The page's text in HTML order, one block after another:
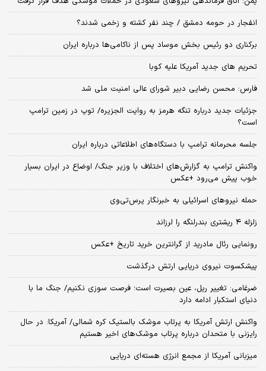
انفجار در حومه دمشق / چند نفر کشته و زخمی شدند؟
برکناری دو رئیس بخش موساد پس از ناکامی‌ها درباره ایران
تحریم های جدید آمریکا علیه کوبا
فارس: محسن رضایی دبیر شورای عالی امنیت ملی شد
جزئیات جدید درباره تنگه هرمز به روایت الجزیره/ توپ در زمین ترامپ
است؟
جلسه محرمانه ترامپ با دستگاه‌های اطلاعاتی درباره ایران
واکنش ترامپ به گزارش‌های اختلاف با وزیر جنگ/ اوضاع در ایران بسیار
خوب پیش می‌رود +عکس
حمله نیروهای اسرائیلی به خبرنگار پرس‌تی‌وی
زلزله ۴ ریشتری بندرلنگه را لرزاند
رونمایی رئال مادرید از گرانترین خرید تاریخ +عکس
پیشکسوت نیروی دریایی ارتش درگذشت
ضرغامی: تغییر ریل، عین بصیرت است؛ فرصت سوزی نکنیم/ جنگ ما با
دنیای استکبار ادامه دارد
واکنش ارتش آمریکا به پرتاب موشک بالستیک کره شمالی/ آمریکا: در حال
رایزنی با متحدان درباره پرتاب موشک‌های اخیر هستیم
میزبانی آمریکا از مجمع انرژی هسته‌ای دریایی